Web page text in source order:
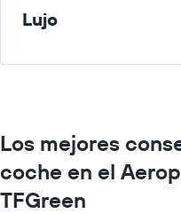
Lujo
Los mejores
coche en el
TFGreen